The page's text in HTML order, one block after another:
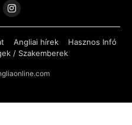
Angliai hírek
Hasznos Infó
/ Szakemberek